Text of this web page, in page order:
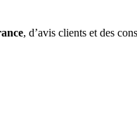
, d’avis clients et des